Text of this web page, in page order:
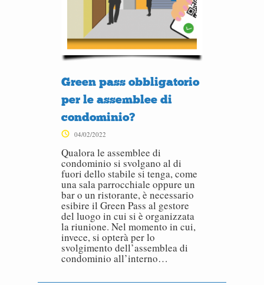
Green pass obbligatorio
per le assemblee di
condominio?
04/02/2022
Qualora le assemblee di
condominio si svolgano al di
fuori dello stabile si tenga, come
una sala parrocchiale oppure un
bar o un ristorante, è necessario
esibire il Green Pass al gestore
del luogo in cui si è organizzata
la riunione. Nel momento in cui,
invece, si opterà per lo
svolgimento dell’assemblea di
condominio all’interno…